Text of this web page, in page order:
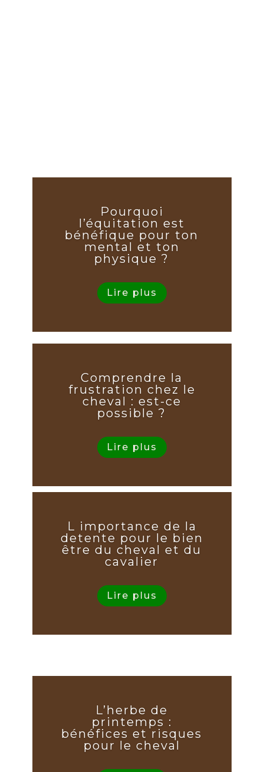
Pourquoi
l’équitation est
bénéfique pour ton
mental et ton
physique ?
Lire plus
Comprendre la
frustration chez le
cheval : est-ce
possible ?
Lire plus
L importance de la
detente pour le bien
être du cheval et du
cavalier
Lire plus
L’herbe de
printemps :
bénéfices et risques
pour le cheval